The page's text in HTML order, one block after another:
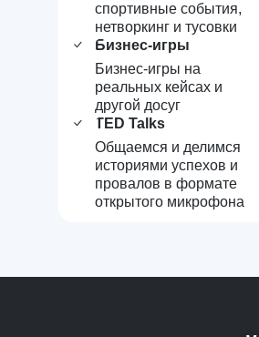
Бизнес-игры
TED Talks
спортивные события,
нетворкинг и тусовки
Бизнес-игры на
реальных кейсах и
другой досуг
Общаемся и делимся
историями успехов и
провалов в формате
открытого микрофона